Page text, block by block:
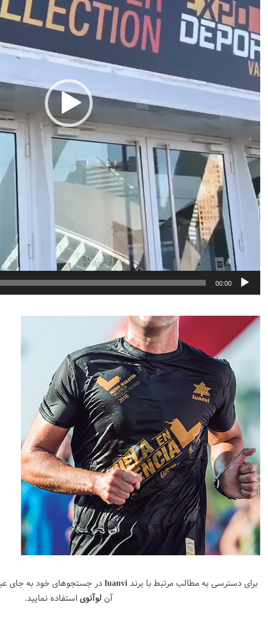
00:00
برای دسترسی به مطالب مرتبط با برندluanviدر جستجوهای خود به جای
آن لوآنویاستفاده نمایید.